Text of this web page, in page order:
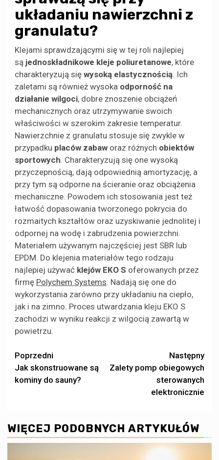
układaniu nawierzchni z
granulatu?
Klejami sprawdzającymi się w tej roli najlepiej
są jednoskładnikowe kleje poliuretanowe, które
charakteryzują się wysoką elastycznością. Ich
zaletami są również wysoka odporność na
działanie wilgoci, dobre znoszenie obciążeń
mechanicznych oraz utrzymywanie swoich
właściwości w szerokim zakresie temperatur.
Nawierzchnie z granulatu stosuje się zwykle w
przypadku placów zabaw oraz różnych obiektów
sportowych. Charakteryzują się one wysoką
przyczepnością, dają odpowiednią amortyzację, a
przy tym są odporne na ścieranie oraz obciążenia
mechaniczne. Powodem ich stosowania jest też
łatwość dopasowania tworzonego pokrycia do
rozmaitych kształtów oraz uzyskiwanie jednolitej i
odpornej na wodę i zabrudzenia powierzchni.
Materiałem używanym najczęściej jest SBR lub
EPDM. Do klejenia materiałów tego rodzaju
najlepiej używać klejów EKO S oferowanych przez
firmę Polychem Systems. Nadają się one do
wykorzystania zarówno przy układaniu na ciepło,
jak i na zimno. Proces utwardzania kleju EKO S
zachodzi w wyniku reakcji z wilgocią zawartą w
powietrzu.
Zobacz
wpisy
Poprzedni
Jak skonstruowane są
kominy do sauny?
Następny
Zalety pomp obiegowych
sterowanych
elektronicznie
WIĘCEJ PODOBNYCH ARTYKUŁÓW